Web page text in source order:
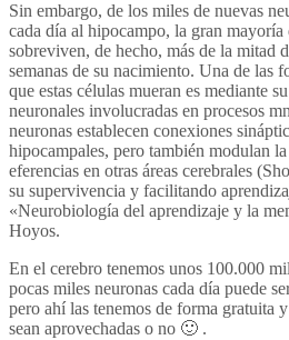
Sin embargo, de los miles de nuevas
cada día al hipocampo, la gran mayoría
sobreviven, de hecho, más de la mitad
semanas de su nacimiento. Una de las
que estas células mueran es mediante
neuronales involucradas en procesos
neuronas establecen conexiones
hipocampales, pero también modulan
eferencias en otras áreas cerebrales
su supervivencia y facilitando
«Neurobiología del aprendizaje y la
Hoyos.
En el cerebro tenemos unos 100.000
pocas miles neuronas cada día puede
pero ahí las tenemos de forma gratuita
sean aprovechadas o no 🙂 .